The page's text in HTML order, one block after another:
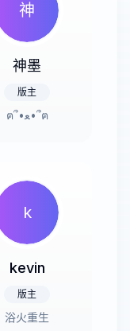
神
神墨
版主
ฅ՞•ﻌ•՞ฅ
k
kevin
版主
浴火重生